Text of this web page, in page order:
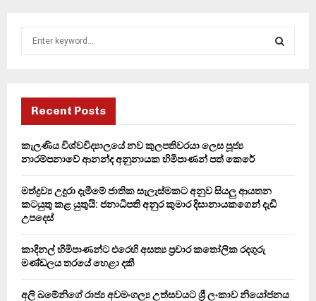
f
r
H
Recent Posts
කැලණිය විශ්වවිද්‍යාලයේ නව කුලපතිවරයා ලෙස පූජ්‍ය
නාරම්පනාවේ ආනන්ද අනුනායක හිමිපාණන් පත් කෙරේ
මත්ද්‍රව්‍ය උදුරා දැමීමේ ජාතික සැලැස්මකට අනුව සියලු ආයතන
කටයුතු කළ යුතුයි: ජනාධිපති අනුර කුමාර දිසානායකගෙන් දැඩි
උපදෙස්
කාදිනල් හිමිපාණන්ට එරෙහි අසත්‍ය ප්‍රචාර කතෝලික රදගුරු
මණ්ඩලය තරයේ හෙළා දකී
අලි ඛමේනිගේ රාජ්‍ය අවමංගල්‍ය උත්සවයට ශ්‍රී ලංකාව නියෝජනය